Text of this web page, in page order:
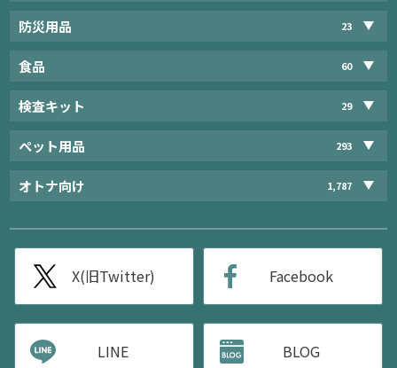
防災用品 23
食品 60
検査キット 29
ペット用品 293
オトナ向け 1,787
X(旧Twitter) Facebook
LINE BLOG